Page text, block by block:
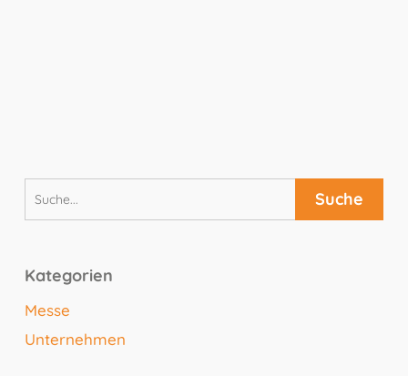
Kategorien
Messe
Unternehmen